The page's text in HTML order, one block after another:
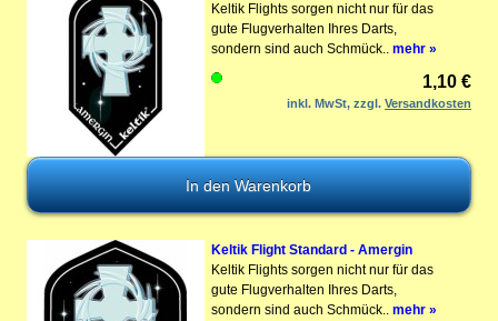
Keltik Flights sorgen nicht nur für das
gute Flugverhalten Ihres Darts,
sondern sind auch Schmück.. mehr »
1,10 €
inkl. MwSt, zzgl.Versandkosten
Keltik Flight Standard - Amergin
Keltik Flights sorgen nicht nur für das
gute Flugverhalten Ihres Darts,
sondern sind auch Schmück.. mehr »